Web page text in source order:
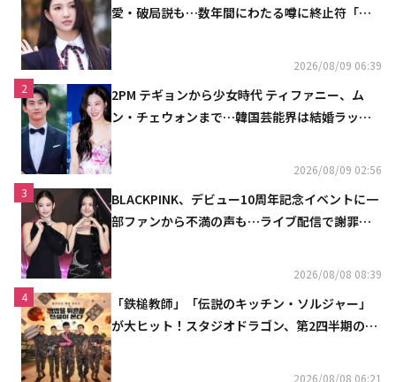
愛・破局説も…数年間にわたる噂に終止符「邪
2026/08/09 06:39
2
2PM テギョンから少女時代 ティファニー、ム
ン・チェウォンまで…韓国芸能界は結婚ラッシ
2026/08/09 02:56
3
BLACKPINK、デビュー10周年記念イベントに一
部ファンから不満の声も…ライブ配信で謝罪
2026/08/08 08:39
4
「鉄槌教師」「伝説のキッチン・ソルジャー」
が大ヒット！スタジオドラゴン、第2四半期の売
2026/08/08 06:21